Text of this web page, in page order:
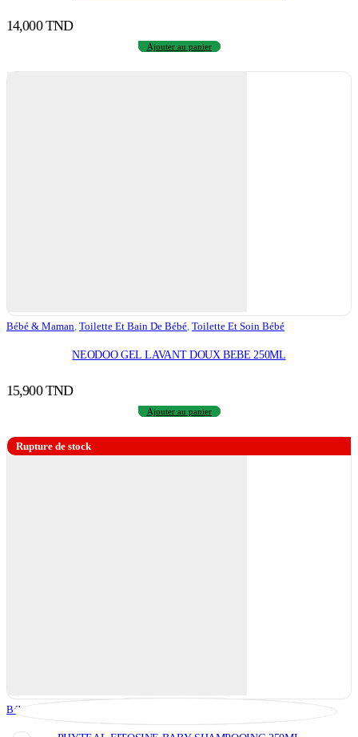
14,000TND
Ajouter au panier
Bébé & Maman Toilette Et Bain De Bébé Toilette Et Soin Bébé
NEODOO GEL LAVANT DOUX BEBE 250ML
15,900TND
Ajouter au panier
Rupture de stock
Bébé & Maman